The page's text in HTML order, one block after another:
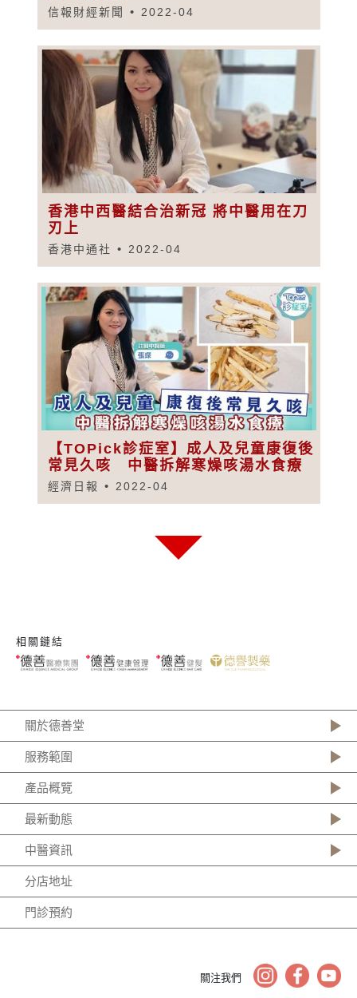
信報財經新聞 2022-04
香港中西醫結合治新冠 將中醫用在刀
刃上
香港中通社 2022-04
【TOPick診症室】成人及兒童康復後
常見久咳 中醫拆解寒燥咳湯水食療
經濟日報 2022-04
相關鏈結
關於德善堂
服務範圍
產品概覽
最新動態
中醫資訊
分店地址
門診預約
關注我們